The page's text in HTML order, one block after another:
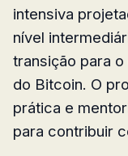
intensiva
nível
transição para
do Bitcoin. O
prática e
para contribuir